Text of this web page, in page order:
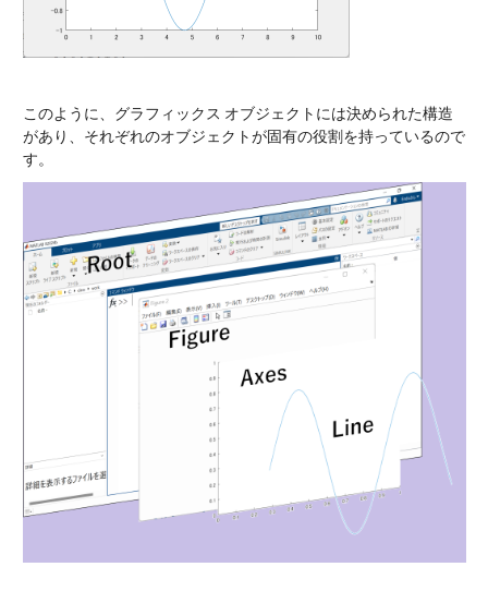
このように、グラフィックス オブジェクトには決められた構造
があり、それぞれのオブジェクトが固有の役割を持っているので
す。